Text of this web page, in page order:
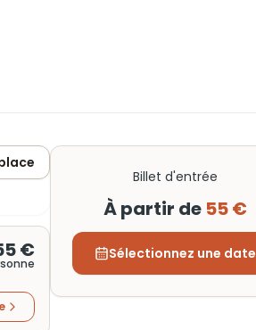
€
Billet d'entrée
À partir de 55 €
Sélectionnez une date